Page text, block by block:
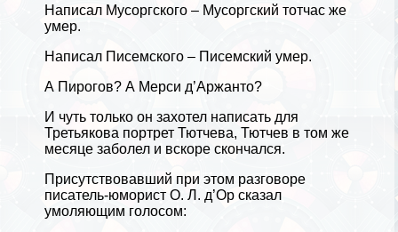
Написал Мусоргского – Мусоргский тотчас же
умер.
Написал Писемского – Писемский умер.
А Пирогов? А Мерси д’Аржанто?
И чуть только он захотел написать для
Третьякова портрет Тютчева, Тютчев в том же
месяце заболел и вскоре скончался.
Присутствовавший при этом разговоре
писатель-юморист О. Л. д’Ор сказал
умоляющим голосом: